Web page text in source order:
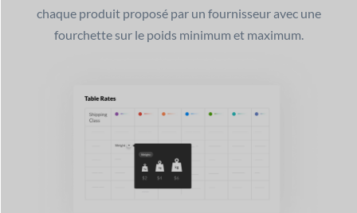
chaque produit proposé par un fournisseur avec une
fourchette sur le poids minimum et maximum.